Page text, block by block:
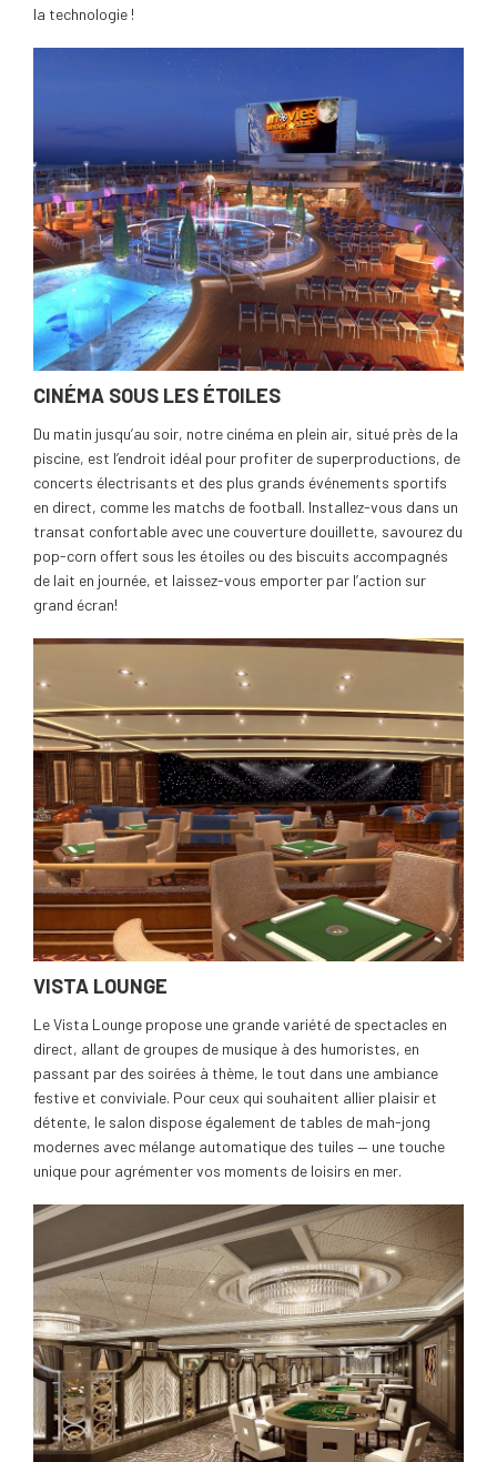
la technologie !
CINÉMA SOUS LES ÉTOILES
Du matin jusqu’au soir, notre cinéma en plein air, situé près de la
piscine, est l’endroit idéal pour profiter de superproductions, de
concerts électrisants et des plus grands événements sportifs
en direct, comme les matchs de football. Installez-vous dans un
transat confortable avec une couverture douillette, savourez du
pop-corn offert sous les étoiles ou des biscuits accompagnés
de lait en journée, et laissez-vous emporter par l’action sur
grand écran!
VISTA LOUNGE
Le Vista Lounge propose une grande variété de spectacles en
direct, allant de groupes de musique à des humoristes, en
passant par des soirées à thème, le tout dans une ambiance
festive et conviviale. Pour ceux qui souhaitent allier plaisir et
détente, le salon dispose également de tables de mah-jong
modernes avec mélange automatique des tuiles — une touche
unique pour agrémenter vos moments de loisirs en mer.